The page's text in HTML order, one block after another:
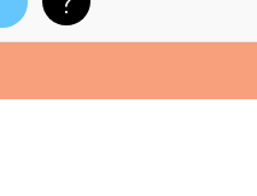
Söktips